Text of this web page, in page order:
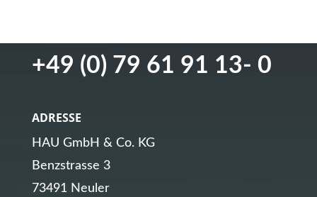
+49 (0) 79 61 91 13- 0
ADRESSE
HAU GmbH & Co. KG
Benzstrasse 3
73491 Neuler